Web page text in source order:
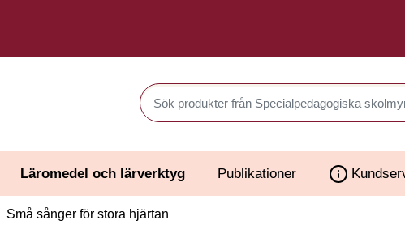
Sök produkter i Webbutiken
Läromedel och lärverktyg Publikationer
Små sånger för stora hjärtan